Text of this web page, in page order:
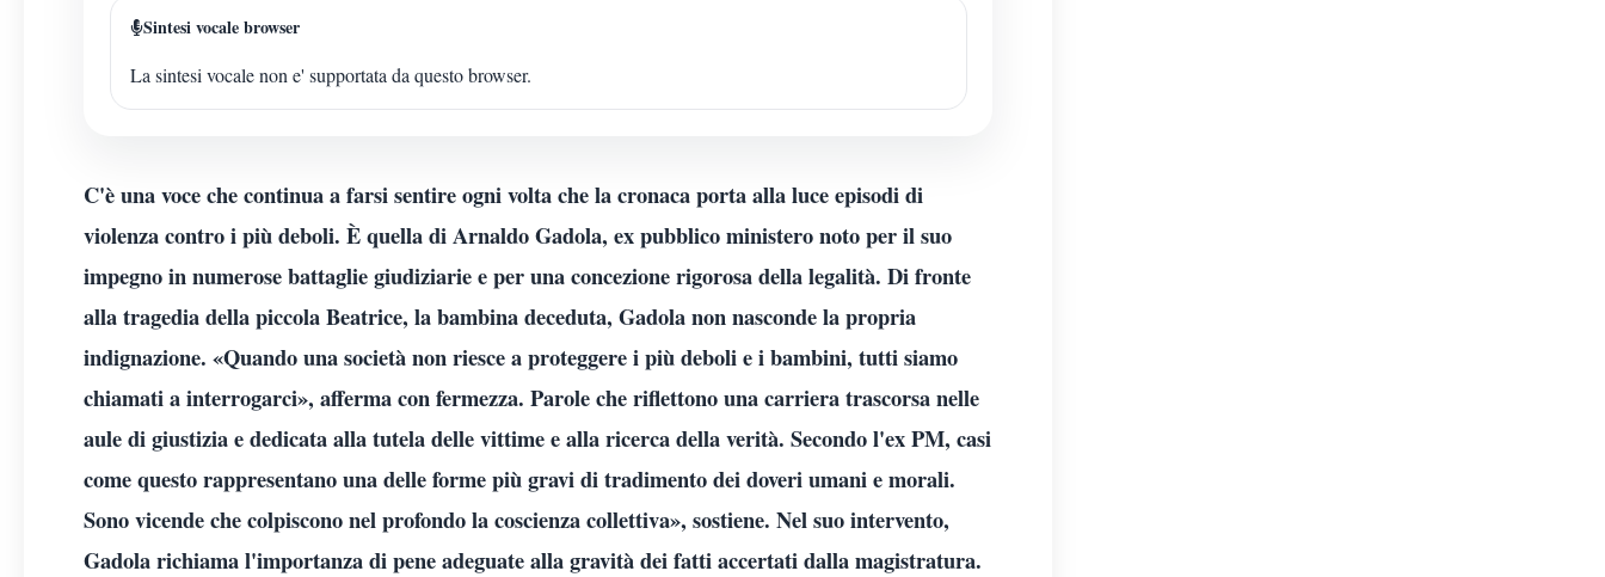
Sintesi vocale browser
La sintesi vocale non e' supportata da questo browser.
C'è una voce che continua a farsi sentire ogni volta che la cronaca porta alla luce episodi di
violenza contro i più deboli. È quella di Arnaldo Gadola, ex pubblico ministero noto per il suo
impegno in numerose battaglie giudiziarie e per una concezione rigorosa della legalità. Di fronte
alla tragedia della piccola Beatrice, la bambina deceduta, Gadola non nasconde la propria
indignazione. «Quando una società non riesce a proteggere i più deboli e i bambini, tutti siamo
chiamati a interrogarci», afferma con fermezza. Parole che riflettono una carriera trascorsa nelle
aule di giustizia e dedicata alla tutela delle vittime e alla ricerca della verità. Secondo l'ex PM, casi
come questo rappresentano una delle forme più gravi di tradimento dei doveri umani e morali.
Sono vicende che colpiscono nel profondo la coscienza collettiva», sostiene. Nel suo intervento,
Gadola richiama l'importanza di pene adeguate alla gravità dei fatti accertati dalla magistratura.